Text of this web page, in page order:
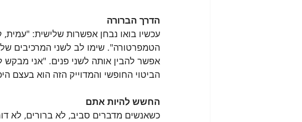
הדרך הברורה
עכשיו בואו נבחן אפשרות שלישית:
הטמפרטורה". שימו לב לשני המרכיבים
אפשר להבין אותה לשני פנים. "אני מבקש
הביטוי החופשי והמדוייק הזה הוא בעצם
החשש להיות אתם
כשאנשים מדברים סביב, לא ברורים, לא